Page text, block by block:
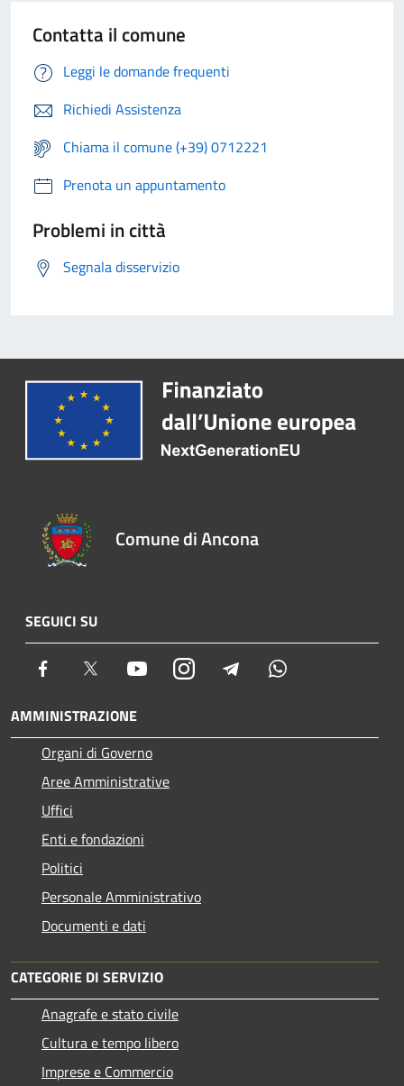
Contatta il comune
Leggi le domande frequenti
Richiedi Assistenza
Chiama il comune (+39) 0712221
Prenota un appuntamento
Problemi in città
Segnala disservizio
Comune di Ancona
SEGUICI SU
Facebook Twitter YoutubeInstagram Telegram
AMMINISTRAZIONE
Organi di Governo
Aree Amministrative
Uffici
Enti e fondazioni
Politici
Personale Amministrativo
Documenti e dati
CATEGORIE DI SERVIZIO
Anagrafe e stato civile
Cultura e tempo libero
Imprese e Commercio